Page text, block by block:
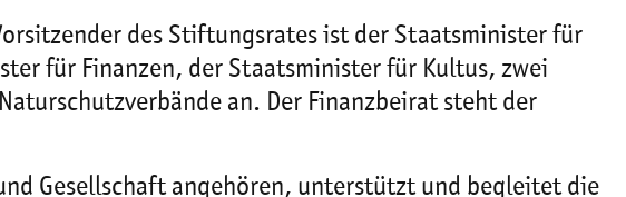
des Stiftungsrates ist der Staatsminister für
für Finanzen, der Staatsminister für Kultus, zwei
an. Der Finanzbeirat steht der
Gesellschaft angehören, unterstützt und begleitet die